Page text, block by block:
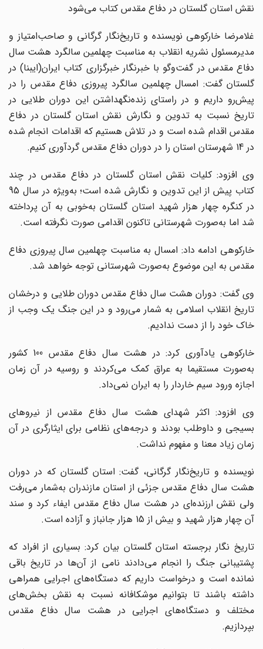
نقش استان گلستان در دفاع مقدس کتاب می‌شود
غلامرضا خارکوهی نویسنده و تاریخ‌نگار گرگانی و صاحب‌امتیاز و
مدیرمسئول نشریه انقلاب به مناسبت چهلمین سالگرد هشت سال
دفاع مقدس در گفت‌و‌گو با خبرنگار خبرگزاری کتاب ایران(ایبنا) در
گلستان گفت: امسال چهلمین سالگرد پیروزی دفاع مقدس را در
پیش‌رو داریم و در راستای زنده‌نگهداشتن این دوران طلایی در
تاریخ نسبت به تدوین و نگارش نقش استان گلستان در دفاع
مقدس اقدام شده است و در تلاش هستیم که اقدامات انجام شده
در 14 شهرستان استان را در دوران دفاع مقدس گردآوری کنیم.
وی افزود: کلیات نقش استان گلستان در دفاع مقدس در چند
کتاب پیش از این تدوین و نگارش شده است؛ به‌ویژه در سال 95
در کنگره چهار هزار شهید استان گلستان به‌خوبی به آن پرداخته
شد اما به‌صورت شهرستانی تاکنون اقدامی صورت نگرفته است.
خارکوهی ادامه داد: امسال به مناسبت چهلمین سال پیروزی دفاع
مقدس به این موضوع به‌صورت شهرستانی توجه خواهد شد.
وی گفت: دوران هشت سال دفاع مقدس دوران طلایی و درخشان
تاریخ انقلاب اسلامی به شمار می‌رود و در این جنگ یک وجب از
خاک خود را از دست ندادیم.
خارکوهی یادآوری کرد: در هشت سال دفاع مقدس 100 کشور
به‌صورت مستقیما به عراق کمک می‌کردند و روسیه در آن زمان
اجازه ورود سیم خاردار را به ایران نمی‌داد.
وی افزود: اکثر شهدای هشت سال دفاع مقدس از نیروهای
بسیجی و داوطلب بودند و درجه‌های نظامی برای ایثارگری در آن
زمان زیاد معنا و مفهوم نداشت.
نویسنده و تاریخ‌نگار گرگانی، گفت: استان گلستان که در دوران
هشت سال دفاع مقدس جزئی از استان مازندران به‌شمار می‌رفت
ولی نقش ارزنده‌ای در هشت سال دفاع مقدس ایفاء کرد و سند
آن چهار هزار شهید و بیش از 15 هزار جانباز و آزاده است.
تاریخ نگار برجسته استان گلستان بیان کرد: بسیاری از افراد که
پشتیبانی جنگ را انجام می‌دادند نامی از آن‌ها در تاریخ باقی
نمانده است و درخواست داریم که دستگاه‌های اجرایی همراهی
داشته باشند تا بتوانیم موشکافانه نسبت به نقش بخش‌های
مختلف و دستگاه‌های اجرایی در هشت سال دفاع مقدس
بپردازیم.